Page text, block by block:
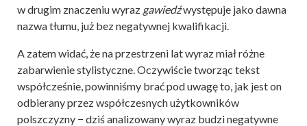
w drugim znaczeniu wyraz gawiedźwystępuje jako dawna
nazwa tłumu, już bez negatywnej kwalifikacji.
A zatem widać, że na przestrzeni lat wyraz miał różne
zabarwienie stylistyczne. Oczywiście tworząc tekst
współcześnie, powinniśmy brać pod uwagę to, jak jest on
odbierany przez współczesnych użytkowników
polszczyzny − dziś analizowany wyraz budzi negatywne